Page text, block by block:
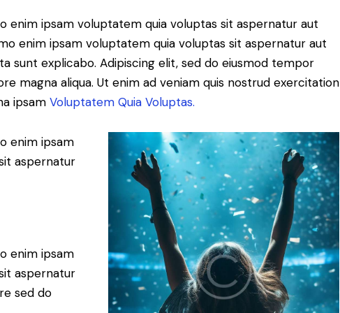
enim ipsam voluptatem quia voluptas sit aspernatur aut
enim ipsam voluptatem quia voluptas sit aspernatur aut
sunt explicabo. Adipiscing elit, sed do eiusmod tempor
magna aliqua. Ut enim ad veniam quis nostrud exercitation
ipsam Voluptatem Quia Voluptas.
enim ipsam
aspernatur
enim ipsam
aspernatur
sed do